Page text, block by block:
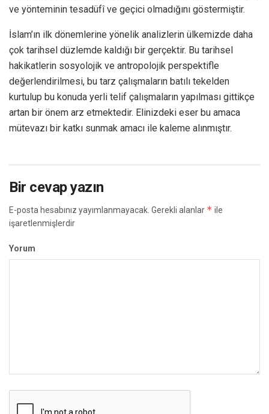
ve yönteminin tesadüfî ve geçici olmadığını göstermiştir.
İslam’ın ilk dönemlerine yönelik analizlerin ülkemizde daha
çok tarihsel düzlemde kaldığı bir gerçektir. Bu tarihsel
hakikatlerin sosyolojik ve antropolojik perspektifle
değerlendirilmesi, bu tarz çalışmaların batılı tekelden
kurtulup bu konuda yerli telif çalışmaların yapılması gittikçe
artan bir önem arz etmektedir. Elinizdeki eser bu amaca
mütevazı bir katkı sunmak amacı ile kaleme alınmıştır.
Bir cevap yazın
E-posta hesabınız yayımlanmayacak. Gerekli alanlar * ile
işaretlenmişlerdir
Yorum